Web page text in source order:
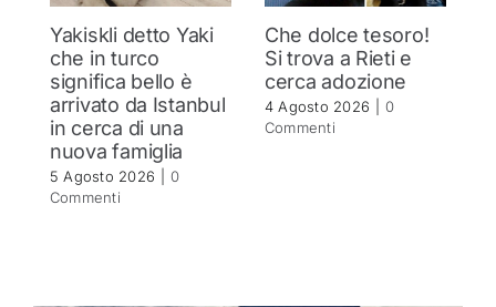
Yakiskli detto Yaki
che in turco
significa bello è
arrivato da Istanbul
in cerca di una
nuova famiglia
5 Agosto 2026
0
Commenti
Che dolce tesoro!
Si trova a Rieti e
cerca adozione
4 Agosto 2026
0
Commenti